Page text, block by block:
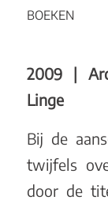
BOEKEN
2009 |
Linge
Bij de
twijfels
door de